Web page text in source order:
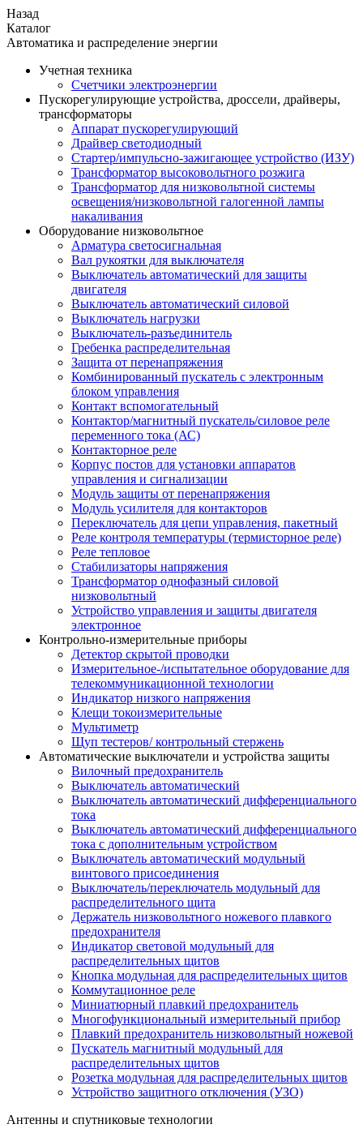
Назад
Каталог
Автоматика и распределение энергии
Учетная техника
Счетчики электроэнергии
Пускорегулирующие устройства, дроссели, драйверы,
трансформаторы
Аппарат пускорегулирующий
Драйвер светодиодный
Стартер/импульсно-зажигающее устройство (ИЗУ)
Трансформатор высоковольтного розжига
Трансформатор для низковольтной системы
освещения/низковольтной галогенной лампы
накаливания
Оборудование низковольтное
Арматура светосигнальная
Вал рукоятки для выключателя
Выключатель автоматический для защиты
двигателя
Выключатель автоматический силовой
Выключатель нагрузки
Выключатель-разъединитель
Гребенка распределительная
Защита от перенапряжения
Комбинированный пускатель с электронным
блоком управления
Контакт вспомогательный
Контактор/магнитный пускатель/силовое реле
переменного тока (АС)
Контакторное реле
Корпус постов для установки аппаратов
управления и сигнализации
Модуль защиты от перенапряжения
Модуль усилителя для контакторов
Переключатель для цепи управления, пакетный
Реле контроля температуры (термисторное реле)
Реле тепловое
Стабилизаторы напряжения
Трансформатор однофазный силовой
низковольтный
Устройство управления и защиты двигателя
электронное
Контрольно-измерительные приборы
Детектор скрытой проводки
Измерительное-/испытательное оборудование для
телекоммуникационной технологии
Индикатор низкого напряжения
Клещи токоизмерительные
Мультиметр
Щуп тестеров/ контрольный стержень
Автоматические выключатели и устройства защиты
Вилочный предохранитель
Выключатель автоматический
Выключатель автоматический дифференциального
тока
Выключатель автоматический дифференциального
тока с дополнительным устройством
Выключатель автоматический модульный
винтового присоединения
Выключатель/переключатель модульный для
распределительного щита
Держатель низковольтного ножевого плавкого
предохранителя
Индикатор световой модульный для
распределительных щитов
Кнопка модульная для распределительных щитов
Коммутационное реле
Миниатюрный плавкий предохранитель
Многофункциональный измерительный прибор
Плавкий предохранитель низковольтный ножевой
Пускатель магнитный модульный для
распределительных щитов
Розетка модульная для распределительных щитов
Устройство защитного отключения (УЗО)
Антенны и спутниковые технологии